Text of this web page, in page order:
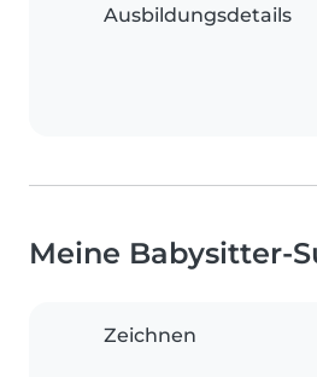
Ausbildungsdetails
Meine Babysitter-
Zeichnen